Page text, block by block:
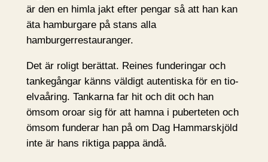
är den en himla jakt efter pengar så att han kan
äta hamburgare på stans alla
hamburgerrestauranger.
Det är roligt berättat. Reines funderingar och
tankegångar känns väldigt autentiska för en tio-
elvaåring. Tankarna far hit och dit och han
ömsom oroar sig för att hamna i puberteten och
ömsom funderar han på om Dag Hammarskjöld
inte är hans riktiga pappa ändå.